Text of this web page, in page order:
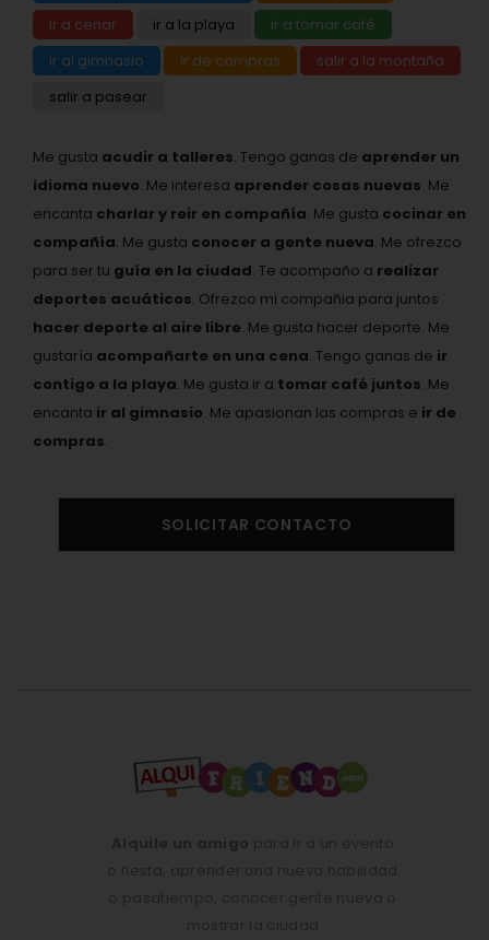
ir a cenar
ir a la playa
ir a tomar café
ir al gimnasio
ir de compras
salir a la montaña
salir a pasear
Me gusta acudir a talleres. Tengo ganas de aprender un
idioma nuevo. Me interesa aprender cosas nuevas. Me
encanta charlar y reir en compañía. Me gusta cocinar en
compañía. Me gusta conocer a gente nueva. Me ofrezco
para ser tu guía en la ciudad. Te acompaño a realizar
deportes acuáticos. Ofrezco mi compañia para juntos
hacer deporte al aire libre. Me gusta hacer deporte. Me
gustaría acompañarte en una cena. Tengo ganas de ir
contigo a la playa. Me gusta ir a tomar café juntos. Me
encanta ir al gimnasio. Me apasionan las compras e ir de
compras.
SOLICITAR CONTACTO